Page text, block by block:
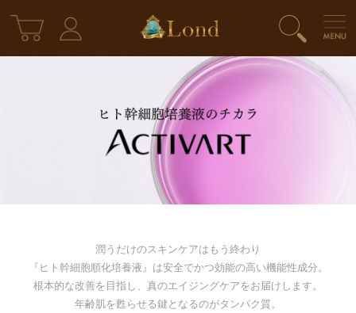
潤うだけのスキンケアはもう終わり
『ヒト幹細胞順化培養液』は安全でかつ効能の高い機能性成分。
根本的な改善を目指し、真のエイジングケアをお届けします。
年齢肌を甦らせる鍵となるのがタンパク質。